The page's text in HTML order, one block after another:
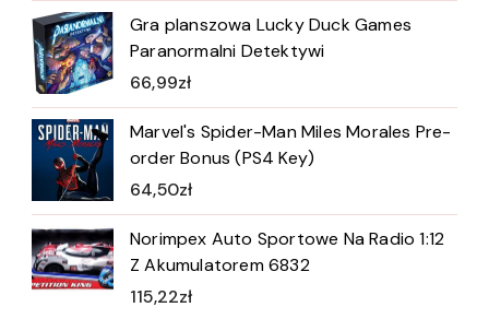
Gra planszowa Lucky Duck Games
Paranormalni Detektywi
66,99zł
Marvel's Spider-Man Miles Morales Pre-
order Bonus (PS4 Key)
64,50zł
Norimpex Auto Sportowe Na Radio 1:12
Z Akumulatorem 6832
115,22zł